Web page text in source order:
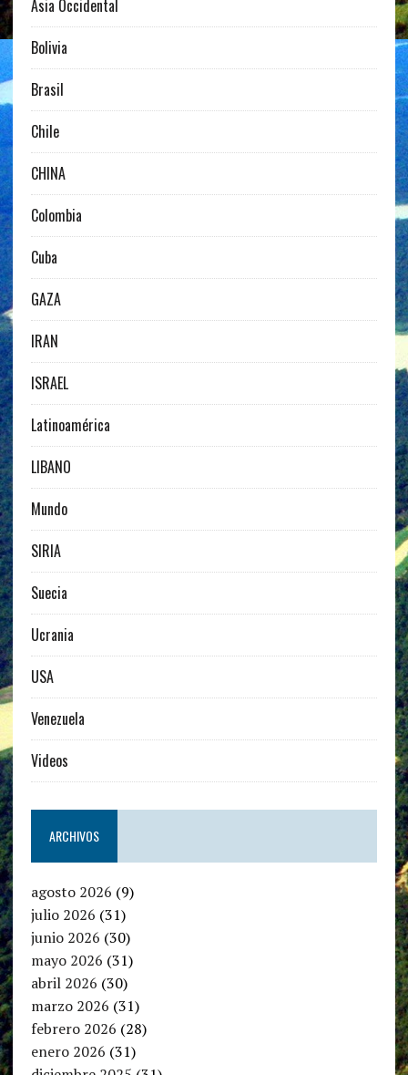
Asia Occidental
Bolivia
Brasil
Chile
CHINA
Colombia
Cuba
GAZA
IRAN
ISRAEL
Latinoamérica
LIBANO
Mundo
SIRIA
Suecia
Ucrania
USA
Venezuela
Videos
ARCHIVOS
agosto 2026 (9)
julio 2026 (31)
junio 2026 (30)
mayo 2026 (31)
abril 2026 (30)
marzo 2026 (31)
febrero 2026 (28)
enero 2026 (31)